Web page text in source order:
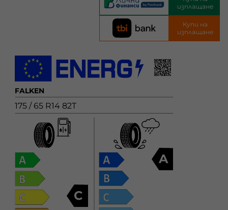
изплащане
Купи на
изплащане
FALKEN
175 / 65 R14 82T
C
A